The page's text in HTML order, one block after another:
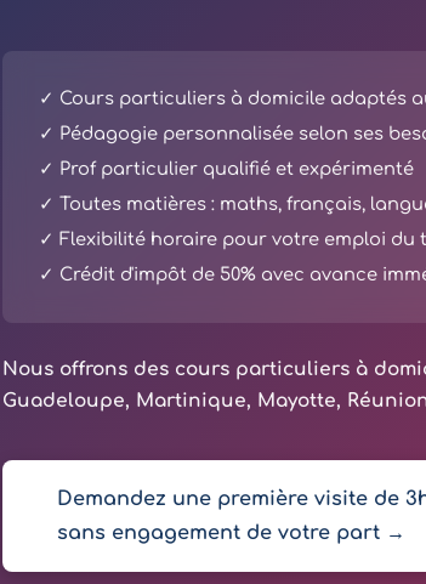
✓ Cours particuliers à domicile adaptés
✓ Pédagogie personnalisée selon ses
✓ Prof particulier qualifié et expérimenté
✓ Toutes matières : maths, français,
✓ Flexibilité horaire pour votre emploi du
✓ Crédit d'impôt de 50% avec avance
Nous offrons des cours particuliers à
Guadeloupe, Martinique, Mayotte,
Demandez une première visite de
sans engagement de votre part →